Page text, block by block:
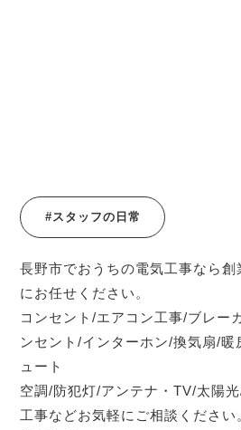
#スタッフの日常
長野市でおうちの電気工事なら
にお任せください。
コンセント/エアコン工事/ブレー
ンセント/インターホン/換気扇/
ュート
空調/防犯灯/アンテナ・TV/太陽
工事などお気軽にご相談ください